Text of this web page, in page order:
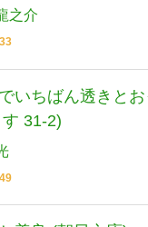
之介
いちばん透きと
31-2)